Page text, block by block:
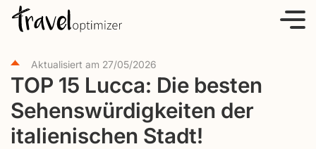
Aktualisiert am 27/05/2026
TOP 15 Lucca: Die besten
Sehenswürdigkeiten der
italienischen Stadt!